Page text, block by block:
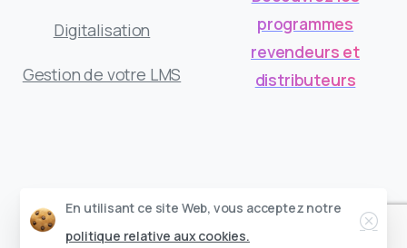
Digitalisation
Gestion de votre LMS
programmes
revendeurs et
distributeurs
DGT Concept © Tous droits réservés
En utilisant ce site Web, vous acceptez notre
politique relative aux cookies.